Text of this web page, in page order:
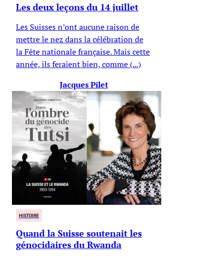
Les deux leçons du 14 juillet
Les Suisses n’ont aucune raison de
mettre le nez dans la célébration de
la Fête nationale française. Mais cette
année, ils feraient bien, comme (...)
Jacques Pilet
HISTOIRE
Quand la Suisse soutenait les
génocidaires du Rwanda